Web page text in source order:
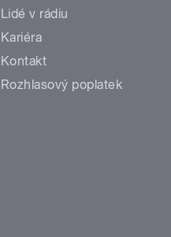
Lidé v rádiu
Kariéra
Kontakt
Rozhlasový poplatek